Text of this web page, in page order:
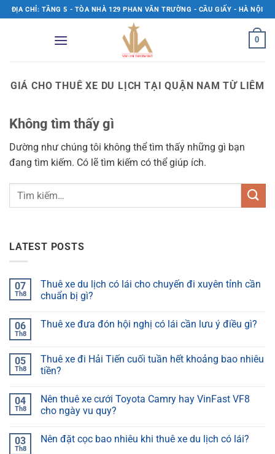
qua
ĐỊA CHỈ: TẦNG 5 - TÒA NHÀ 129 PHAN VĂN TRƯỜNG - CẦU GIẤY - HÀ NỘI
0
GIÁ CHO THUÊ XE DU LỊCH TẠI QUẬN NAM TỪ LIÊM
Không tìm thấy gì
Dường như chúng tôi không thể tìm thấy những gì bạn
đang tìm kiếm. Có lẽ tìm kiếm có thể giúp ích.
LATEST POSTS
07
Th8
Thuê xe du lịch có lái cho chuyến đi xuyên tỉnh cần
chuẩn bị gì?
06
Th8
Thuê xe đưa đón hội nghị có lái cần lưu ý điều gì?
05
Th8
Thuê xe đi Hải Tiến cuối tuần hết khoảng bao nhiêu
tiền?
04
Th8
Nên thuê xe cưới Toyota Camry hay VinFast VF8
cho ngày vu quy?
03
Th8
Nên đặt cọc bao nhiêu khi thuê xe du lịch có lái?